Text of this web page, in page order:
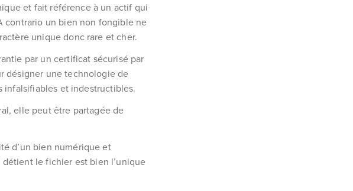
et fait référence à un actif qui
contrario un bien non fongible ne
unique donc rare et cher.
par un certificat sécurisé par
désigner une technologie de
infalsifiables et indestructibles.
elle peut être partagée de
d’un bien numérique et
le fichier est bien l’unique